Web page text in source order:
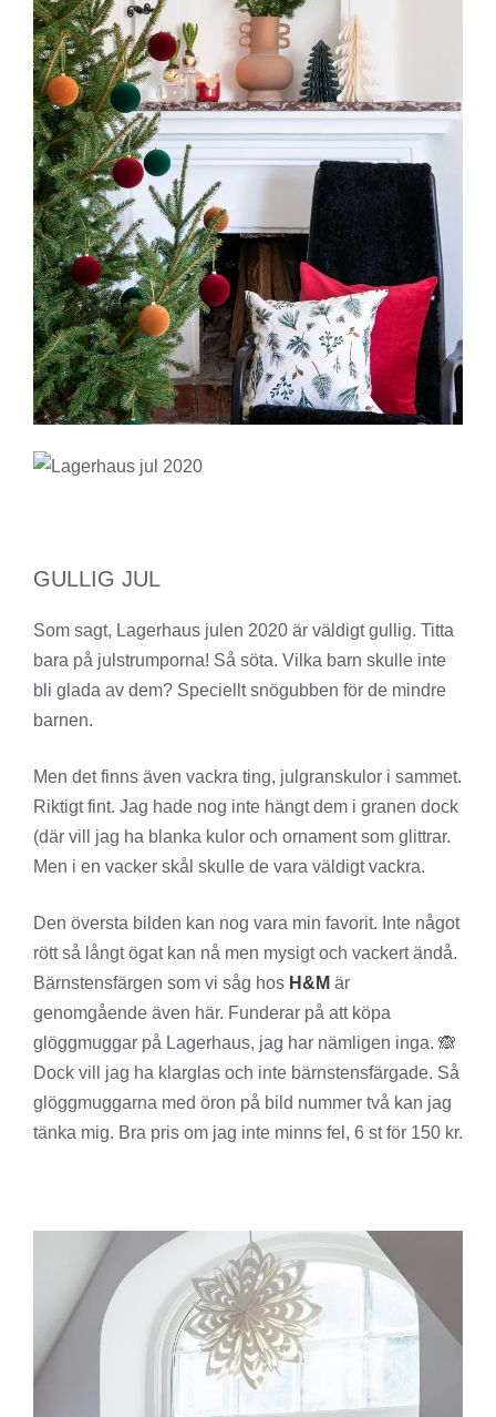
GULLIG JUL
Som sagt, Lagerhaus julen 2020 är väldigt gullig. Titta
bara på julstrumporna! Så söta. Vilka barn skulle inte
bli glada av dem? Speciellt snögubben för de mindre
barnen.
Men det finns även vackra ting, julgranskulor i sammet.
Riktigt fint. Jag hade nog inte hängt dem i granen dock
(där vill jag ha blanka kulor och ornament som glittrar.
Men i en vacker skål skulle de vara väldigt vackra.
Den översta bilden kan nog vara min favorit. Inte något
rött så långt ögat kan nå men mysigt och vackert ändå.
Bärnstensfärgen som vi såg hos H&M är
genomgående även här. Funderar på att köpa
glöggmuggar på Lagerhaus, jag har nämligen inga. 🙈
Dock vill jag ha klarglas och inte bärnstensfärgade. Så
glöggmuggarna med öron på bild nummer två kan jag
tänka mig. Bra pris om jag inte minns fel, 6 st för 150 kr.